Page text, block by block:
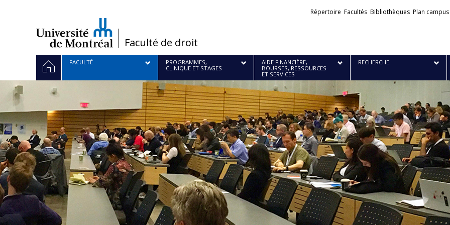
/Faculté de droit
Liens
Répertoire Facultés Bibliothèques Plan campus
Navigation
principale
ACCUEILFACULTÉ
PROGRAMMES,
CLINIQUE ET STAGES
AIDE FINANCIÈRE,
BOURSES, RESSOURCES
ET SERVICES
RECHERCHE